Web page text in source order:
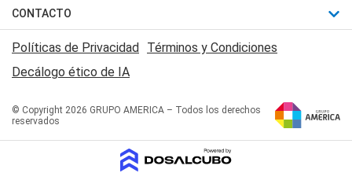
Judiciales
Economia
Trucos caseros
Series y Películas
Edictos y Solicitadas
Mundial
Automovilismo
Rugby
Básquet
Canal 7 en Vivo
San Juan 8
CONTACTO
Acerca de Nosotros
Contactanos
Políticas de Privacidad Términos y Condiciones
Decálogo ético de IA
© Copyright 2026 GRUPO AMERICA – Todos los derechos
reservados